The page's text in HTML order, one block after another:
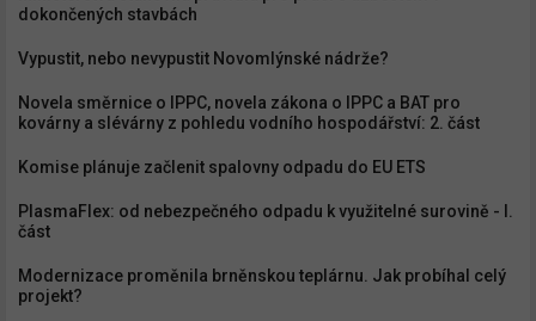
dokončených stavbách
Vypustit, nebo nevypustit Novomlýnské nádrže?
Novela směrnice o IPPC, novela zákona o IPPC a BAT pro
kovárny a slévárny z pohledu vodního hospodářství: 2. část
Komise plánuje začlenit spalovny odpadu do EU ETS
PlasmaFlex: od nebezpečného odpadu k využitelné surovině - I.
část
Modernizace proměnila brněnskou teplárnu. Jak probíhal celý
projekt?